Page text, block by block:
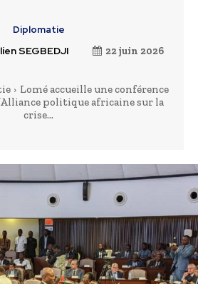
Diplomatie
SEGBEDJI 22 juin 2026
Lomé accueille une conférence
politique africaine sur la
crise...